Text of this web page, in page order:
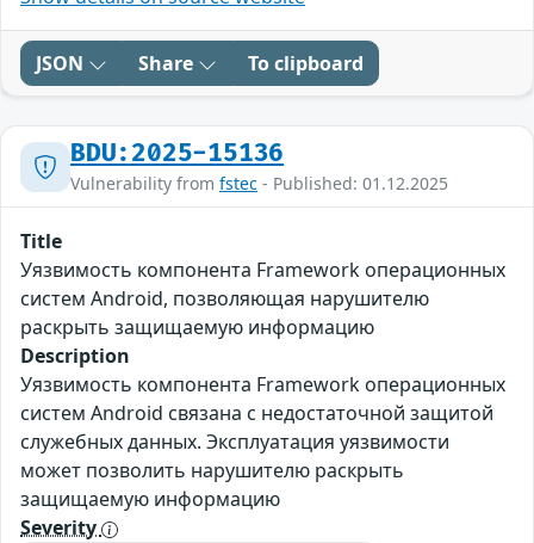
JSON Share To clipboard
BDU:2025-15136
Vulnerability from fstec - Published: 01.12.2025
Title
Уязвимость компонента Framework операционных
систем Android, позволяющая нарушителю
раскрыть защищаемую информацию
Description
Уязвимость компонента Framework операционных
систем Android связана с недостаточной защитой
служебных данных. Эксплуатация уязвимости
может позволить нарушителю раскрыть
защищаемую информацию
Severity